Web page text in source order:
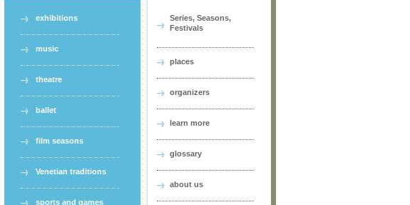
exhibitions
music
theatre
ballet
film seasons
Venetian traditions
sports and games
Series, Seasons,
Festivals
places
organizers
learn more
glossary
about us